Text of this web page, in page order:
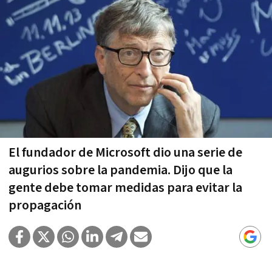
El fundador de Microsoft dio una serie de
augurios sobre la pandemia. Dijo que la
gente debe tomar medidas para evitar la
propagación